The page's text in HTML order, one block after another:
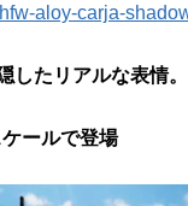
aloy-carja-
したリアルな表情。
ールで登場